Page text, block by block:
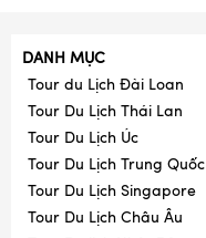
DANH MỤC
Tour du Lịch Đài Loan
Tour Du Lịch Thái Lan
Tour Du Lịch Úc
Tour Du Lịch Trung Quốc
Tour Du Lịch Singapore
Tour Du Lịch Châu Âu